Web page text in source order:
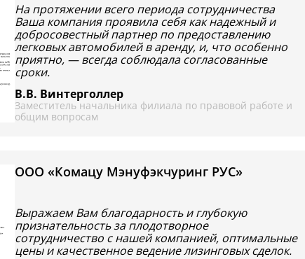
На протяжении всего периода сотрудничества
Ваша компания проявила себя как надежный и
добросовестный партнер по предоставлению
легковых автомобилей в аренду, и, что особенно
приятно, — всегда соблюдала согласованные
сроки.
В.В. Винтерголлер
Заместитель начальника филиала по правовой работе и
общим вопросам
ООО «Комацу Мэнуфэкчуринг РУС»
Выражаем Вам благодарность и глубокую
признательность за плодотворное
сотрудничество с нашей компанией, оптимальные
цены и качественное ведение лизинговых сделок.